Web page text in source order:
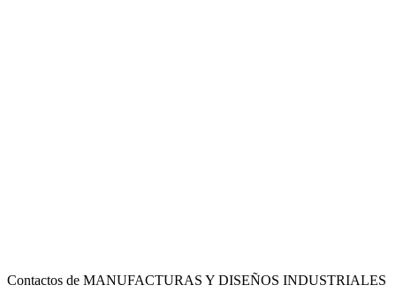
Contactos de MANUFACTURAS Y DISEÑOS INDUSTRIALES